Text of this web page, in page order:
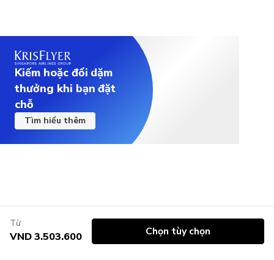
Kiếm hoặc đổi dặm
thưởng khi bạn đặt
chỗ
Tìm hiểu thêm
Từ
VND 3.503.600 Chọn tùy chọn